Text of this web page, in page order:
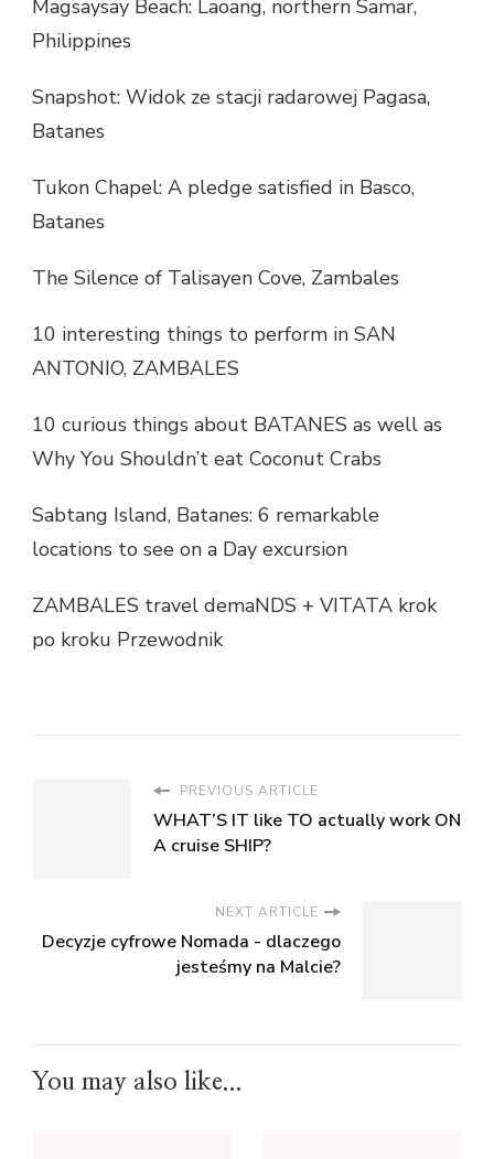
Magsaysay Beach: Laoang, northern Samar,
Philippines
Snapshot: Widok ze stacji radarowej Pagasa,
Batanes
Tukon Chapel: A pledge satisfied in Basco,
Batanes
The Silence of Talisayen Cove, Zambales
10 interesting things to perform in SAN
ANTONIO, ZAMBALES
10 curious things about BATANES as well as
Why You Shouldn’t eat Coconut Crabs
Sabtang Island, Batanes: 6 remarkable
locations to see on a Day excursion
ZAMBALES travel demaNDS + VITATA krok
po kroku Przewodnik
PREVIOUS ARTICLE
WHAT’S IT like TO actually work ON
A cruise SHIP?
NEXT ARTICLE
Decyzje cyfrowe Nomada - dlaczego
jesteśmy na Malcie?
You may also like...